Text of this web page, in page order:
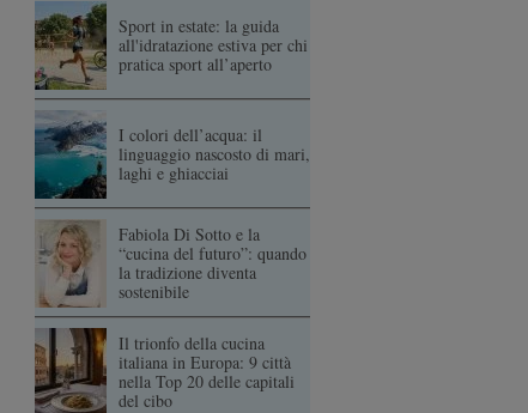
Sport in estate: la guida
all'idratazione estiva per chi
pratica sport all’aperto
I colori dell’acqua: il
linguaggio nascosto di mari,
laghi e ghiacciai
Fabiola Di Sotto e la
“cucina del futuro”: quando
la tradizione diventa
sostenibile
Il trionfo della cucina
italiana in Europa: 9 città
nella Top 20 delle capitali
del cibo